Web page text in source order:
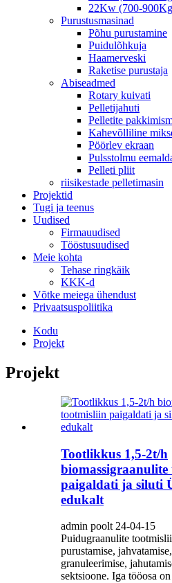
22Kw (700-
Purustusmasinad
Põhu purustamine
Puidulõhkuja
Haamerveski
Raketise purustaja
Abiseadmed
Rotary kuivati
Pelletijahuti
Pelletite
Kahevõlliline
Pöörlev ekraan
Pulsstolmu
Pelleti pliit
riisikestade pelletimasin
Projektid
Tugi ja teenus
Uudised
Firmauudised
Tööstusuudised
Meie kohta
Tehase ringkäik
KKK-d
Võtke meiega ühendust
Privaatsuspoliitika
Kodu
Projekt
Projekt
Tootlikkus 1,5-2t/h
paigaldati ja siluti
edukalt
admin poolt 24-04-15
Puidugraanulite
purustamise,
granuleerimise,
sektsioone. Iga tööosa